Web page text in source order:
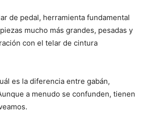
de pedal, herramienta fundamental
mucho más grandes, pesadas y
con el telar de cintura
es la diferencia entre gabán,
a menudo se confunden, tienen